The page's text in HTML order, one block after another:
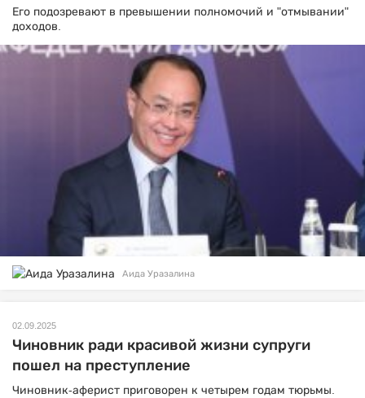
Его подозревают в превышении полномочий и "отмывании"
доходов.
Аида Уразалина
02.09.2025
Чиновник ради красивой жизни супруги
пошел на преступление
Чиновник-аферист приговорен к четырем годам тюрьмы.